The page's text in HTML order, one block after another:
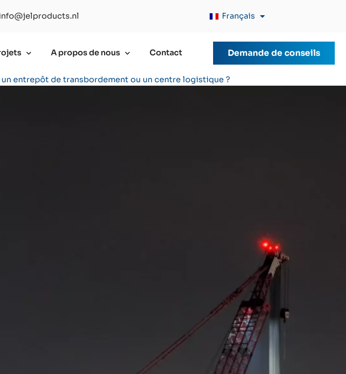
Français
A propos de nous Contact Demande de conseils
entrepôt de transbordement ou un centre logistique ?